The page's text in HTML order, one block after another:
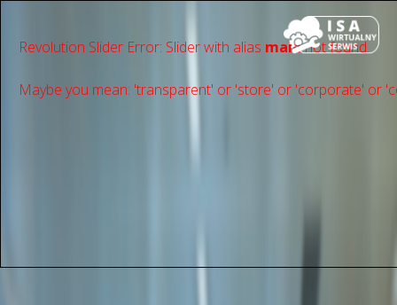
Revolution Slider Error: Slider with alias mainnot found.
Maybe you mean: 'transparent' or 'store' or 'сorporate' or